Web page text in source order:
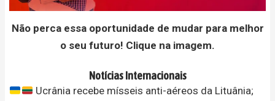
Não perca essa oportunidade de mudar para melhor
o seu futuro! Clique na imagem.
Notícias Internacionais
Ucrânia recebe mísseis anti-aéreos da Lituânia;